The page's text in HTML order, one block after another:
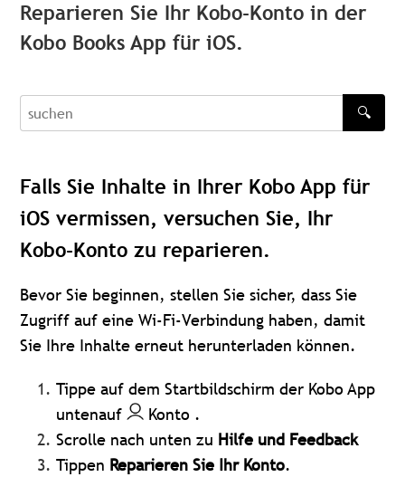
Reparieren Sie Ihr Kobo-Konto in der
Kobo Books App für iOS.
recherche
🔍
Falls Sie Inhalte in Ihrer Kobo App für
iOS vermissen, versuchen Sie, Ihr
Kobo-Konto zu reparieren.
Bevor Sie beginnen, stellen Sie sicher, dass Sie
Zugriff auf eine Wi-Fi-Verbindung haben, damit
Sie Ihre Inhalte erneut herunterladen können.
Tippe auf dem Startbildschirm der Kobo App
untenauf
Konto .
Scrolle nach unten zu Hilfe und Feedback
Tippen Reparieren Sie Ihr Konto.